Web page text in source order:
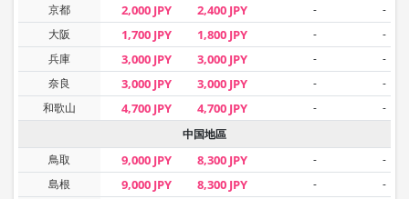
京都
2,000 JPY 2,400 JPY -
-
大阪
1,700 JPY 1,800 JPY -
-
兵庫
3,000 JPY 3,000 JPY -
-
奈良
3,000 JPY 3,000 JPY -
-
和歌山
4,700 JPY 4,700 JPY -
-
中国地區
鳥取
9,000 JPY 8,300 JPY -
-
島根
9,000 JPY 8,300 JPY -
-